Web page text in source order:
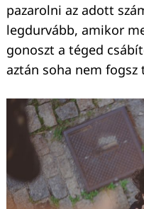
pazarolni az adott
legdurvább, amikor
gonoszt a téged
aztán soha nem
Keresés: